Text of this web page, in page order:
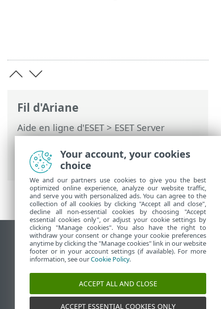
Fil d'Ariane
Aide en ligne d'ESET>ESET Server
Security>Configuration avancée>
Analyse>Analyseur du trafic réseau>
Clients Web et de messagerie
Afficher le site pour ordinateur de bureau
End of Life
Base de connaissances ESET
Forum ESET
ESET Status Portal
Assistance régionale
Your account, your cookies
choice
We and our partners use cookies to give you the best
optimized online experience, analyze our website traffic,
and serve you with personalized ads. You can agree to the
collection of all cookies by clicking "Accept all and close",
decline all non-essential cookies by choosing "Accept
essential cookies only", or adjust your cookie settings by
clicking "Manage cookies". You also have the right to
withdraw your consent or change your cookie preferences
anytime by clicking the "Manage cookies" link in our website
footer or in your account settings (if available). For more
information, see ourCookie Policy.
ACCEPT ALL AND CLOSE
ACCEPT ESSENTIAL COOKIES ONLY